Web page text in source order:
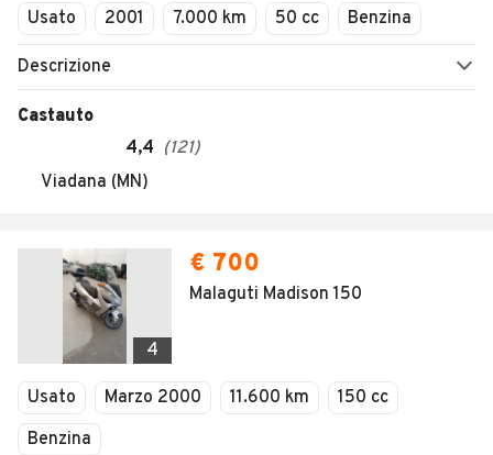
Usato 2001 7.000 km 50 cc Benzina
Descrizione
Castauto
4,4 (121)
Viadana (MN)
4
€ 700
Malaguti Madison 150
Usato Marzo 2000 11.600 km
150 cc
Benzina